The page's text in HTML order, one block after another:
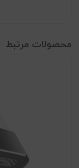
محصولات مرتبط